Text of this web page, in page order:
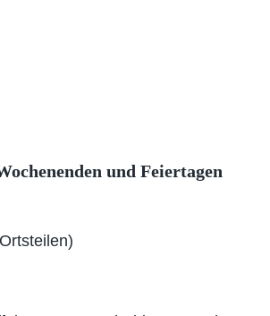
und Feiertagen